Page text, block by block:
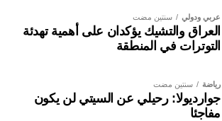
عربي ودولي سنتين مضت
العراق والتشيك يؤكدان على أهمية تهدئة
التوترات في المنطقة
رياضة سنتين مضت
جوارديولا: رحيلي عن السيتي لن يكون
مفاجئا